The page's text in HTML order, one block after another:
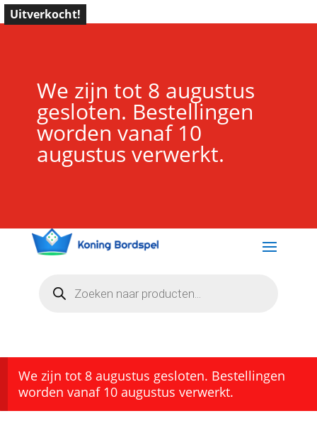
We zijn tot 8 augustus
gesloten. Bestellingen
worden vanaf 10
augustus verwerkt.
zoeken
We zijn tot 8 augustus gesloten. Bestellingen
worden vanaf 10 augustus verwerkt.
Uitverkocht!